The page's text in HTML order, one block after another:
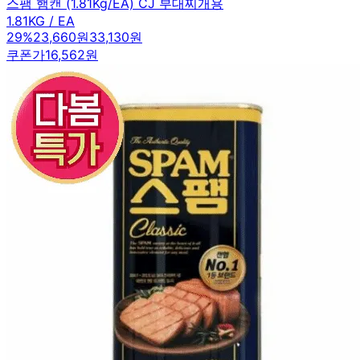
1.81KG / EA
29%23,660원33,130원
쿠폰가16,562원